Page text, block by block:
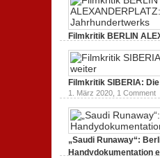
Filmkritik BERLIN
Neuauflage eines
1. März 2020,2 Comments
Filmkritik SIBERIA:
1. März 2020, 1 Comment
„Saudi Runaway“:
Handydokumentation